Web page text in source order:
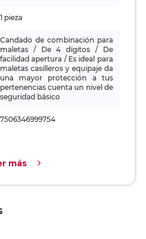
1 pieza
Candado de combinación para
maletas / De 4 dígitos / De
facilidad apertura / Es ideal para
maletas casilleros y equipaje da
una mayor protección a tus
pertenencias cuenta un nivel de
seguridad básico
7506346999754
más